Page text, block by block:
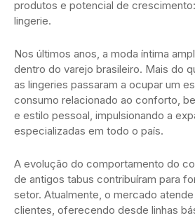
produtos e potencial de
lingerie.
Nos últimos anos, a moda íntima
dentro do varejo brasileiro. Mais do
as lingeries passaram a ocupar um
consumo relacionado ao conforto,
e estilo pessoal, impulsionando a
especializadas em todo o país.
A evolução do comportamento do
de antigos tabus contribuíram para
setor. Atualmente, o mercado
clientes, oferecendo desde linhas